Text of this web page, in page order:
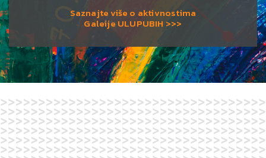
Saznajte više o aktivnostima
Galeije ULUPUBIH >>>